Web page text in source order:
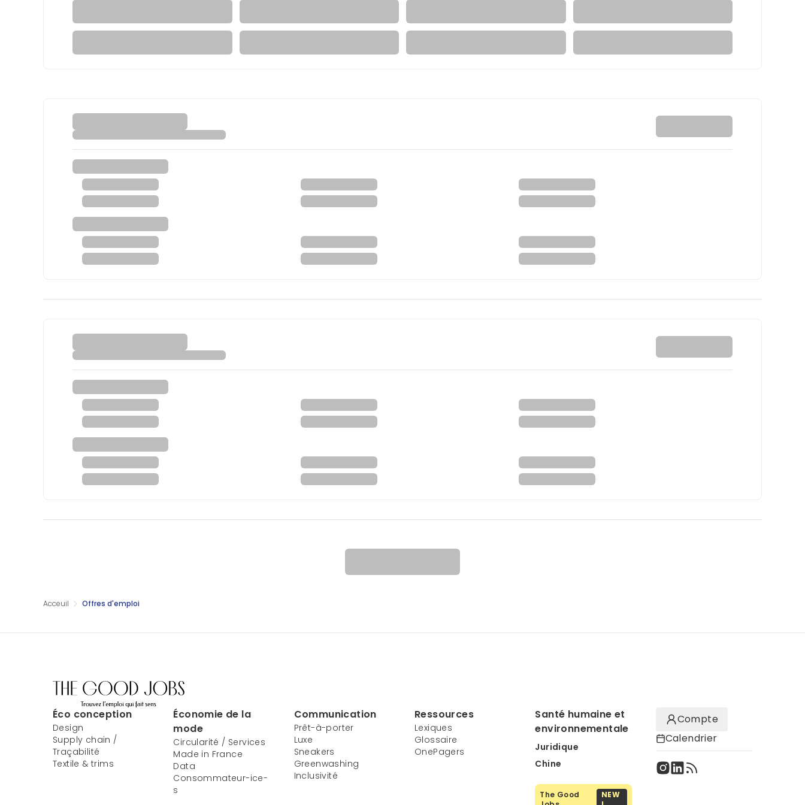
Acceuil Offres d'emploi
Éco conception
Design
Supply chain /
Traçabilité
Textile & trims
Économie de la
mode
Circularité / Services
Made in France
Data
Consommateur-ice-
s
Communication
Prêt-à-porter
Luxe
Sneakers
Greenwashing
Inclusivité
Ressources
Lexiques
Glossaire
OnePagers
Santé humaine et
environnementale
Juridique
Chine
The Good
NEW
Compte
Calendrier